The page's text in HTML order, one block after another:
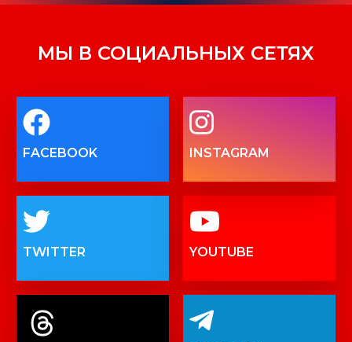
МЫ В СОЦИАЛЬНЫХ СЕТЯХ
FACEBOOK INSTAGRAM
TWITTER YOUTUBE